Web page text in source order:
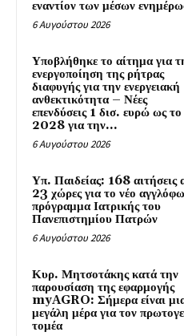
εναντίον των μέσων
6 Αυγούστου 2026
Υποβλήθηκε το αίτημα για
ενεργοποίηση της ρήτρας
διαφυγής για την ενεργειακή
ανθεκτικότητα – Νέες
επενδύσεις 1 δισ. ευρώ ως το
2028 για την...
6 Αυγούστου 2026
Υπ. Παιδείας: 168 αιτήσεις
23 χώρες για το νέο
πρόγραμμα Ιατρικής του
Πανεπιστημίου Πατρών
6 Αυγούστου 2026
Κυρ. Μητσοτάκης κατά την
παρουσίαση της εφαρμογής
myAGRO: Σήμερα είναι
μεγάλη μέρα για τον
τομέα